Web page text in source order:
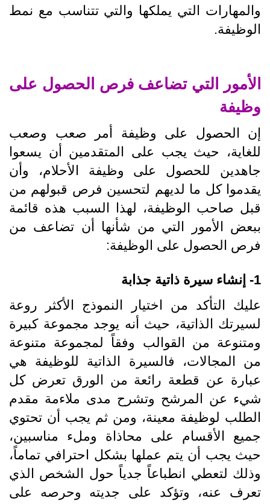
والمهارات التي يملكها والتي تتناسب مع نمط
الوظيفة.
الأمور التي تضاعف فرص الحصول على
وظيفة
إن الحصول على وظيفة أمر صعب وصعب
للغاية، حيث يجب على المتقدمين أن يسعوا
جاهدين للحصول على وظيفة الأحلام، وأن
يقدموا كل ما لديهم لتحسين فرص قبولهم من
قبل صاحب الوظيفة، لهذا السبب هذه قائمة
ببعض الأمور التي من شأنها أن تضاعف من
فرص الحصول على الوظيفة:
1- إنشاء سيرة ذاتية جذابة
عليك التأكد من اختيار النموذج الأكثر روعة
لسيرتك الذاتية، حيث أنه يوجد مجموعة كبيرة
ومتنوعة من القوالب وفقاً لمجموعة متنوعة
من المجالات، فالسيرة الذاتية للوظيفة هي
عبارة عن قطعة رائعة من الورق تعرض كل
شيء عن المرشح وتشرح مدى ملاءمة مقدم
الطلب لوظيفة معينة، ومن ثم يجب أن تحتوي
جميع الأقسام على محاذاة وملء مناسبين،
حيث يجب أن يتم عملها بشكل احترافي تماماً،
وذلك لتعطي انطباعاً جدياً حول الشخص الذي
تعرف عنه، وتؤكد على جديته وحرصه على